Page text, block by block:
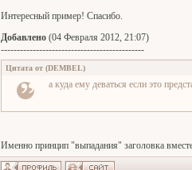
Интересный пример! Спасибо.
Добавлено (04 Февраля 2012, 21:07)
---------------------------------------------
Цитата от (DEMBEL)
а куда ему деваться если это
Именно принцип "выпадания" заголовка